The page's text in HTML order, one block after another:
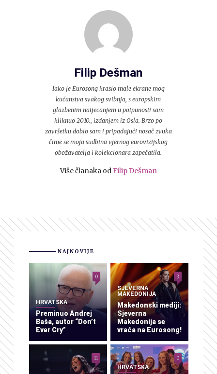
Filip Dešman
Iako je Eurosong krasio male ekrane mog
kućanstva svakog svibnja, s europskim
glazbenim natjecanjem u potpunosti sam
kliknuo 2010., izdanjem iz Osla. Brzo po
završetku dobio sam i pripadajući nosač zvuka
čime se moja sudbina vjernog eurovizijskog
obožavatelja i kolekcionara zapečatila.
Više članaka odFilip Dešman
NAJNOVIJE
HRVATSKA
Preminuo Andrej
Baša, autor “Don’t
Ever Cry”
0
SJEVERNA
MAKEDONIJA
Makedonski mediji:
Sjeverna
Makedonija se
vraća na Eurosong!
3
11
HRVATSKA
0